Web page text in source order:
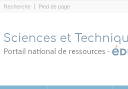
Recherche Pied de page